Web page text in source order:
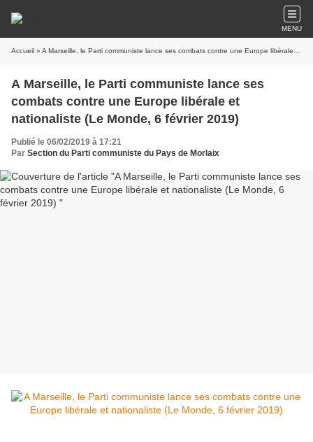
MENU
Accueil » A Marseille, le Parti communiste lance ses combats contre une Europe libérale et nationaliste (Le Monde, 6 février 2019)
A Marseille, le Parti communiste lance ses
combats contre une Europe libérale et
nationaliste (Le Monde, 6 février 2019)
Publié le 06/02/2019 à 17:21
Par Section du Parti communiste du Pays de Morlaix